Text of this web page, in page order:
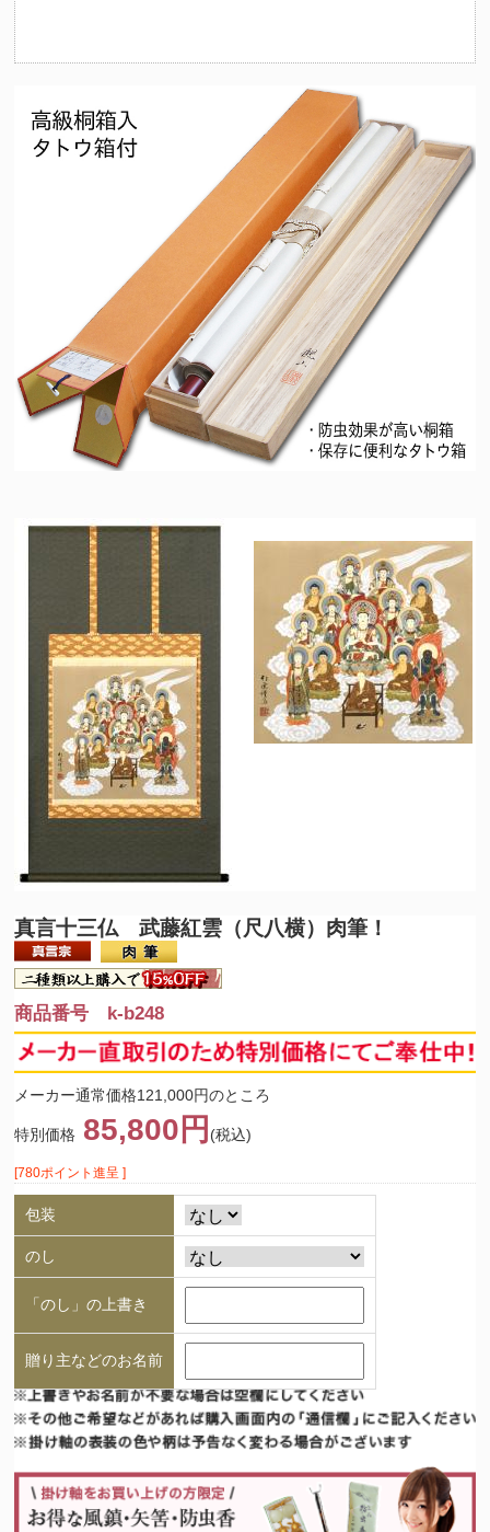
（十二支の守護仏にも起因）法要を期に祖先の供養とご自身やご家
族の守護を目的として心安らかな日々を過ごせるようこの掛け軸を
お掛けくださいませ。
真言十三仏 武藤紅雲（尺八横）肉筆！
商品番号 k-b248
メーカー通常価格121,000円のところ
特別価格 85,800円 (税込)
[780ポイント進呈 ]
包装
のし
「のし」の上書き
贈り主などのお名前